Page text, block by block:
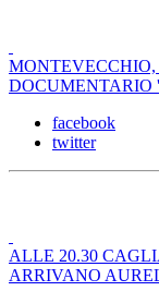
DOCUMENTARIO
facebook
twitter
ALLE 20.30
ARRIVANO